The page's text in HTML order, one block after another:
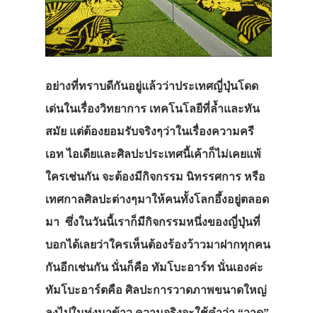
อย่างที่ทราบดีกันอยู่แล้วว่าประเทศญี่ปุ่นโดด
เด่นในเรื่องวิทยาการ เทคโนโลยีที่ล้ำและทัน
สมัย แต่ต้องยอมรับจริงๆว่าในเรื่องความครี
เอท ไอเดียและศิลปะประเทศนี้เค้าก็ไม่เคยแพ้
ใครเช่นกัน จะต้องมีกิจกรรม นิทรรศการ หรือ
เทศกาลศิลปะต่างๆมาให้คนทั้งโลกอึ้งอยู่ตลอด
มา ซึ่งในวันนี้เราก็มีกิจกรรมหนึ่งของญี่ปุ่นที่
บอกได้เลยว่าใครเห็นต้องร้องว้าวมาฝากทุกคน
กันอีกเช่นกัน นั่นก็คือ ทัมโบะอาร์ท นั่นเองค่ะ
ทัมโบะอาร์ตคือ ศิลปะการวาดภาพขนาดใหญ่